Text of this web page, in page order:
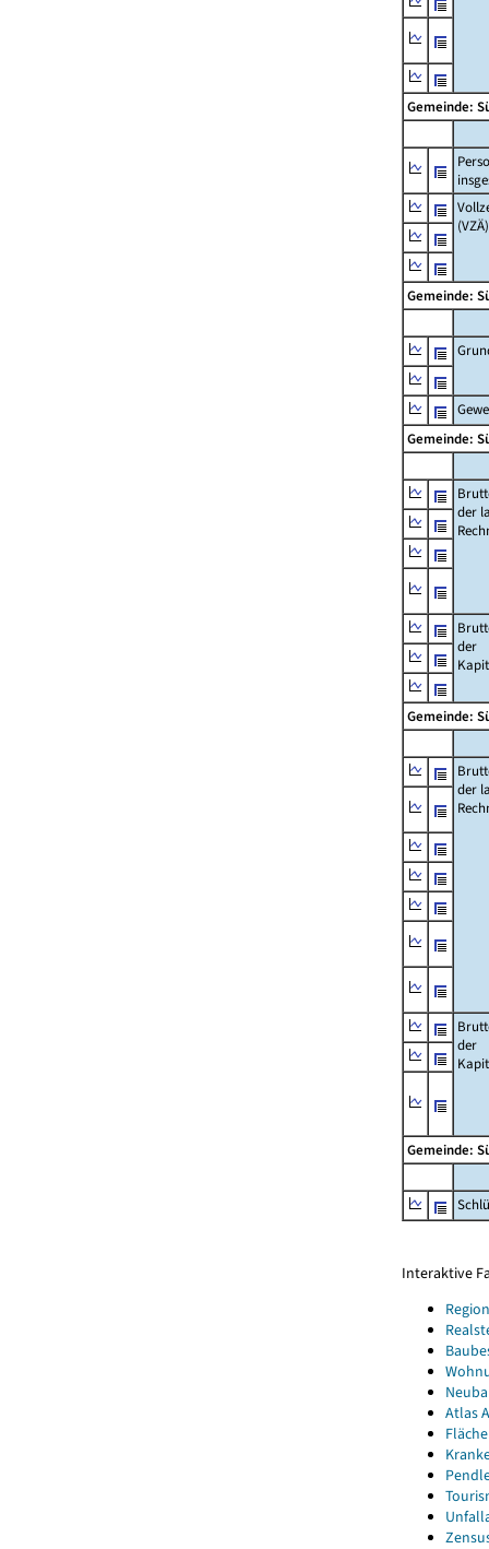
Gemeinde:
(VZÄ)
Gemeinde:
Gemeinde:
der
der
Gemeinde:
der
der
Gemeinde:
Interaktive
Atlas